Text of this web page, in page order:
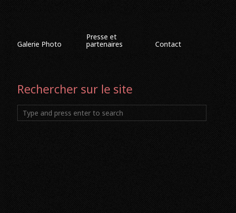
Galerie Photo
Presse et
partenaires Contact
Rechercher sur le site